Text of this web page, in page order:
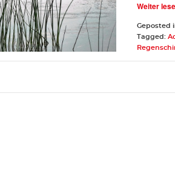
Weiter
Geposted
Tagged: